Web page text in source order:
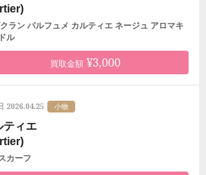
ラン パルフュメ カルティエ ネージュ アロマキ
ル
買取金額¥3,000
2026.04.25 小物
ティエ
カーフ